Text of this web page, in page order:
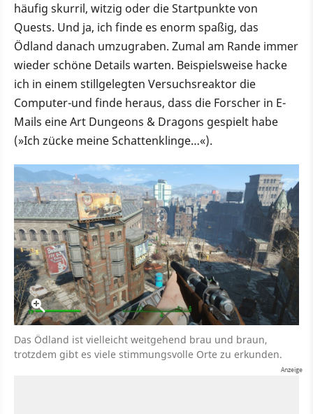
häufig skurril, witzig oder die Startpunkte von
Quests. Und ja, ich finde es enorm spaßig, das
Ödland danach umzugraben. Zumal am Rande immer
wieder schöne Details warten. Beispielsweise hacke
ich in einem stillgelegten Versuchsreaktor die
Computer-und finde heraus, dass die Forscher in E-
Mails eine Art Dungeons & Dragons gespielt habe
(»Ich zücke meine Schattenklinge…«).
Das Ödland ist vielleicht weitgehend brau und braun,
trotzdem gibt es viele stimmungsvolle Orte zu erkunden.